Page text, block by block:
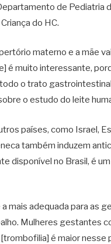
de Pediatria
do HC.
materno e a mãe
é muito interessante,
o trato
o estudo do leite
países, como Israel,
também induzem
disponível no Brasil, é
mais adequada para as
Mulheres gestantes
é maior nesse